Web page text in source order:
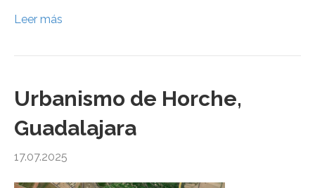
Leer más
Urbanismo de Horche,
Guadalajara
17.07.2025